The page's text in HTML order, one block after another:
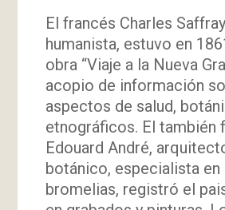
El francés Charles
humanista, estuvo en
obra “Viaje a la Nueva
acopio de información
aspectos de salud,
etnográficos. El también
Edouard André,
botánico, especialista en
bromelias, registró el